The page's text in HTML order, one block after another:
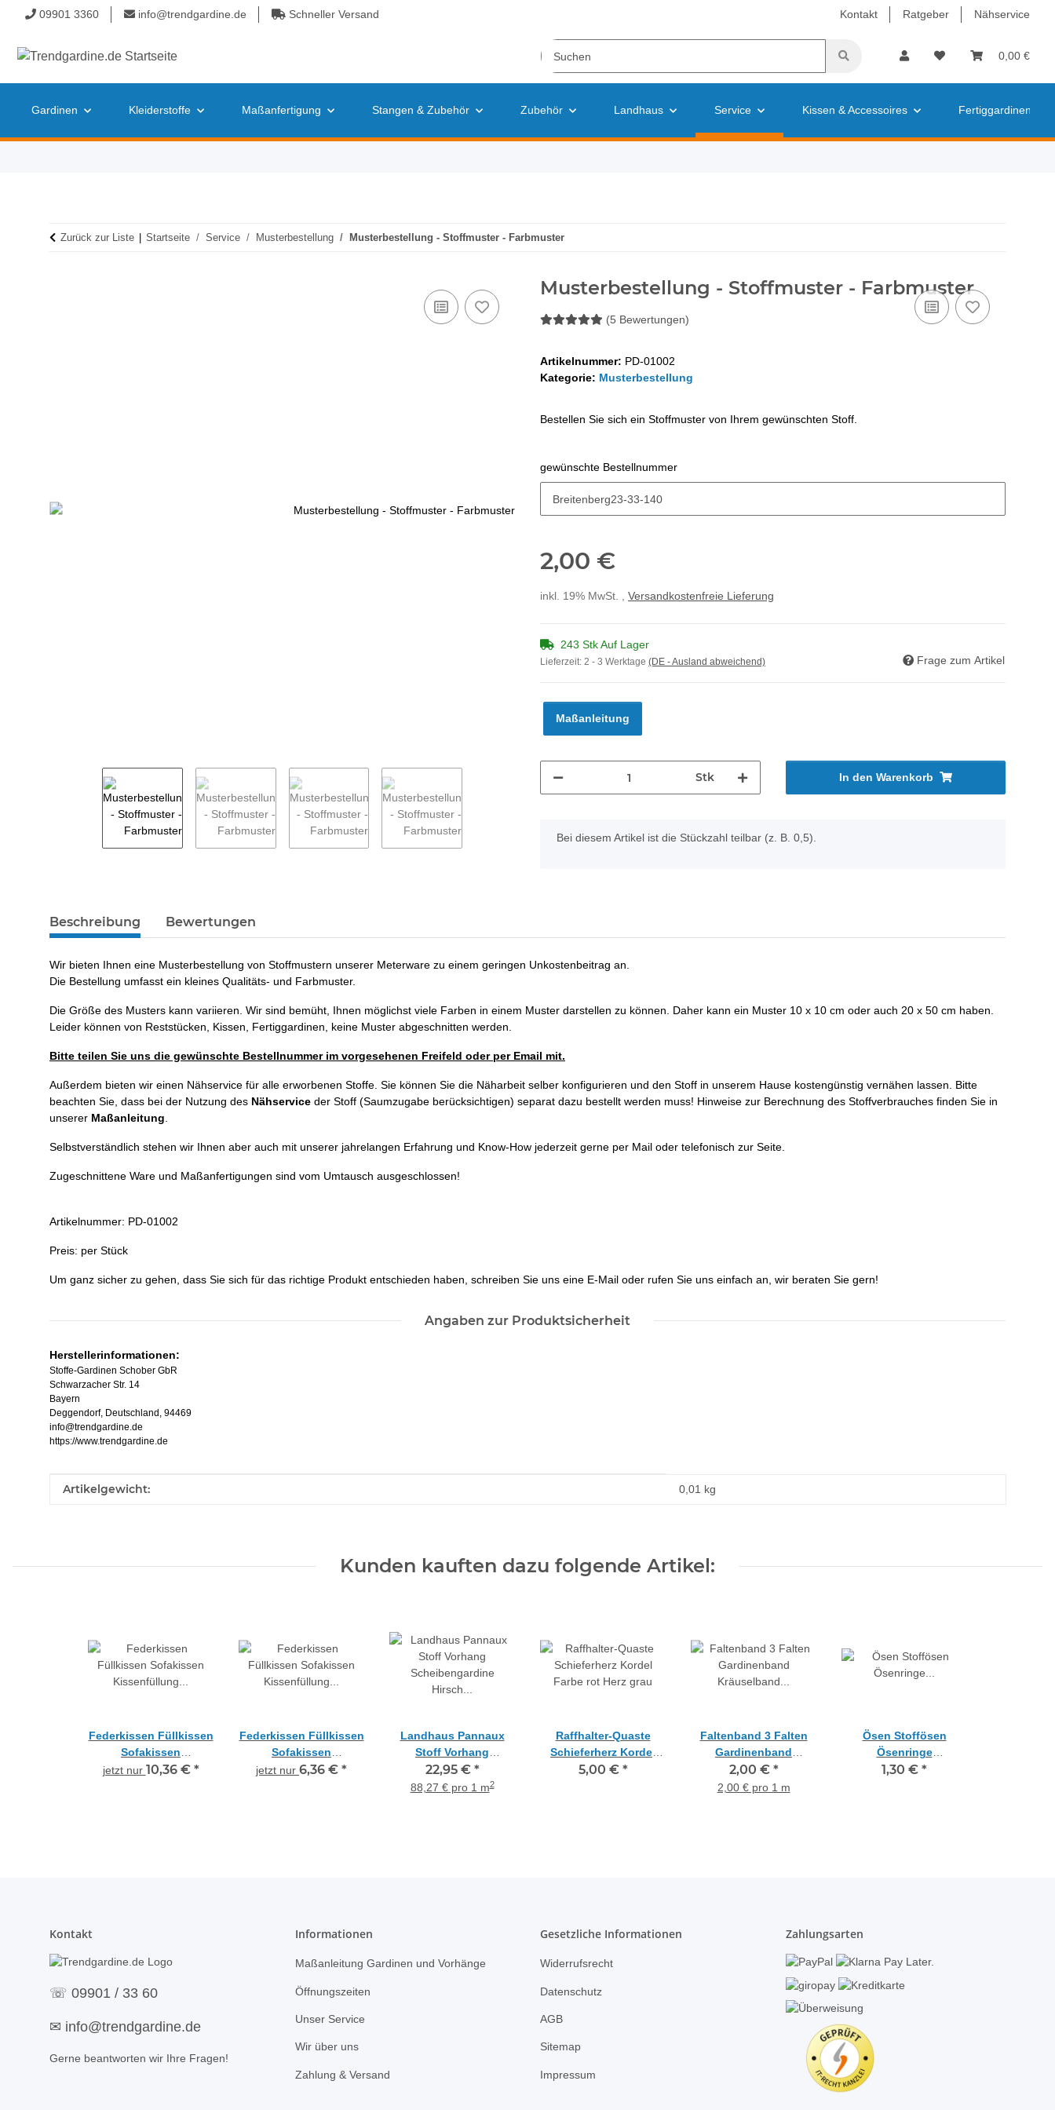
Kontakt Ratgeber Nähservice
09901 3360 info@trendgardine.de Schneller Versand
0,00 €
Gardinen Kleiderstoffe Maßanfertigung Stangen & Zubehör Zubehör Landhaus Service Kissen & Accessoires Fertiggardinen
Zurück zur Liste Startseite Service Musterbestellung Musterbestellung - Stoffmuster - Farbmuster
Musterbestellung - Stoffmuster - Farbmuster
(5 Bewertungen)
Artikelnummer: PD-01002
Kategorie: Musterbestellung
Bestellen Sie sich ein Stoffmuster von Ihrem gewünschten Stoff.
gewünschte Bestellnummer
2,00 €
inkl. 19% MwSt. , Versandkostenfreie Lieferung
243 Stk Auf Lager
Lieferzeit: 2 - 3 Werktage (DE - Ausland abweichend) Frage zum Artikel
Maßanleitung
Stk In den Warenkorb
x
Bei diesem Artikel ist die Stückzahl teilbar (z. B. 0,5).
weitere Registerkarten anzeigen
Beschreibung Bewertungen
Wir bieten Ihnen eine Musterbestellung von Stoffmustern unserer Meterware zu einem geringen Unkostenbeitrag an.
Die Bestellung umfasst ein kleines Qualitäts- und Farbmuster.
Die Größe des Musters kann variieren. Wir sind bemüht, Ihnen möglichst viele Farben in einem Muster darstellen zu können. Daher kann ein Muster 10 x 10 cm oder auch 20 x 50 cm haben.
Leider können von Reststücken, Kissen, Fertiggardinen, keine Muster abgeschnitten werden.
Bitte teilen Sie uns die gewünschte Bestellnummer im vorgesehenen Freifeld oder per Email mit.
Außerdem bieten wir einen Nähservice für alle erworbenen Stoffe. Sie können Sie die Näharbeit selber konfigurieren und den Stoff in unserem Hause kostengünstig vernähen lassen. Bitte
beachten Sie, dass bei der Nutzung des Nähservice der Stoff (Saumzugabe berücksichtigen) separat dazu bestellt werden muss! Hinweise zur Berechnung des Stoffverbrauches finden Sie in
unserer Maßanleitung
Selbstverständlich stehen wir Ihnen aber auch mit unserer jahrelangen Erfahrung und Know-How jederzeit gerne per Mail oder telefonisch zur Seite.
Zugeschnittene Ware und Maßanfertigungen sind vom Umtausch ausgeschlossen!
Artikelnummer: PD-01002
Preis: per Stück
Um ganz sicher zu gehen, dass Sie sich für das richtige Produkt entschieden haben, schreiben Sie uns eine E-Mail oder rufen Sie uns einfach an, wir beraten Sie gern!
Angaben zur Produktsicherheit
Herstellerinformationen:
Stoffe-Gardinen Schober GbR
Schwarzacher Str. 14
Bayern
Deggendorf, Deutschland, 94469
info@trendgardine.de
https://www.trendgardine.de
Produkteigenschaft
Wert
Artikelgewicht: 0,01 kg
Kunden kauften dazu folgende Artikel:
Federkissen Füllkissen
Sofakissen
Kissenfüllung mit Inlett
jetzt nur 10,36 € *
Federkissen Füllkissen
Sofakissen
Kissenfüllung mit Inlett
jetzt nur 6,36 € *
Landhaus Pannaux
Stoff Vorhang
Scheibengardine
Hirsch weiß H 26 cm,
22,95 € *
88,27 € pro 1 m2
Raffhalter-Quaste
Schieferherz Kordel
Farbe rot Herz grau
5,00 € *
Faltenband 3 Falten
Gardinenband
Kräuselband weiß
transparent 3 Falten
2,00 € *
2,00 € pro 1 m
Ösen Stoffösen
Ösenringe
Kunststoffösen für
1,30 € *
Kontakt
☏ 09901 / 33 60
✉ info@trendgardine.de
Gerne beantworten wir Ihre Fragen!
Informationen
Maßanleitung Gardinen und Vorhänge
Öffnungszeiten
Unser Service
Wir über uns
Zahlung & Versand
Gesetzliche Informationen
Widerrufsrecht
Datenschutz
AGB
Sitemap
Impressum
Zahlungsarten